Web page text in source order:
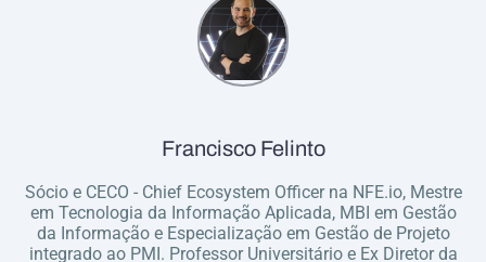
Francisco Felinto
Sócio e CECO - Chief Ecosystem Officer na NFE.io, Mestre
em Tecnologia da Informação Aplicada, MBI em Gestão
da Informação e Especialização em Gestão de Projeto
integrado ao PMI. Professor Universitário e Ex Diretor da